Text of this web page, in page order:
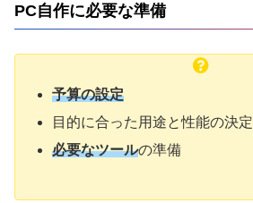
PC自作に必要な準備
予算の設定
目的に合った用途と性能の決定
必要なツールの準備